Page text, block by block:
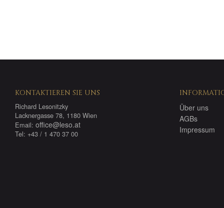
KONTAKTIEREN SIE UNS
Richard Lesonitzky
Lacknergasse 78, 1180 Wien
Email: office@leso.at
Tel: +43 / 1 470 37 00
Über uns
AGBs
Impressum